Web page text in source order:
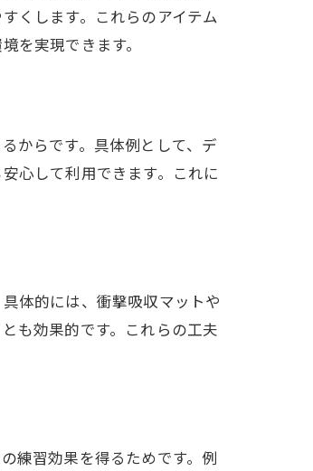
くします。これらのアイテム
を実現できます。
からです。具体例として、デ
心して利用できます。これに
体的には、衝撃吸収マットや
も効果的です。これらの工夫
練習効果を得るためです。例